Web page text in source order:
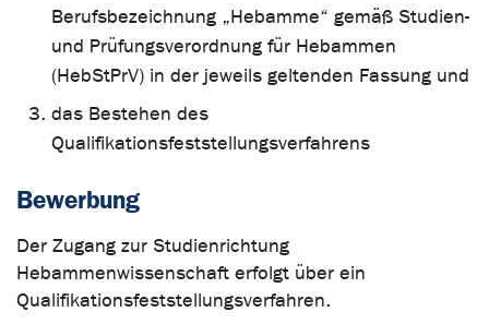
Berufsbezeichnung „Hebamme“ gemäß Studien-
und Prüfungsverordnung für Hebammen
(HebStPrV) in der jeweils geltenden Fassung und
das Bestehen des
Qualifikationsfeststellungsverfahrens
Bewerbung
Der Zugang zur Studienrichtung
Hebammenwissenschaft erfolgt über ein
Qualifikationsfeststellungsverfahren.